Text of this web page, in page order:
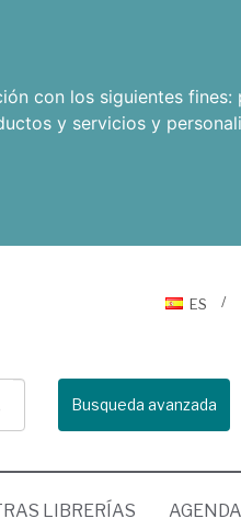
con los siguientes fines:
y servicios y
ES
Busqueda avanzada
LIBRERÍAS AGENDA